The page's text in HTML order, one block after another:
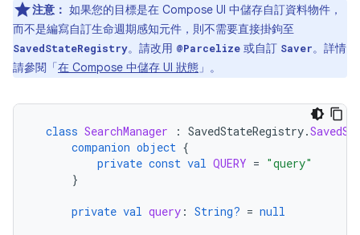
注意： 如果您的目標是在 Compose UI 中儲存自訂資料物件，
而不是編寫自訂生命週期感知元件，則不需要直接掛鉤至
SavedStateRegistry。請改用 @Parcelize 或自訂 Saver。詳情
請參閱「在 Compose 中儲存 UI 狀態 」。
class SearchManager : SavedStateRegistry.
companion object {
private const val QUERY = "query"
}
private val query : String? = null